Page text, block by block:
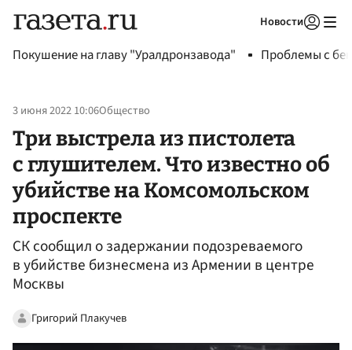
Новости
Покушение на главу "Уралдронзавода" Проблемы с
3 июня 2022 10:06Общество
Три выстрела из пистолета
с глушителем. Что известно об
убийстве на Комсомольском
проспекте
СК сообщил о задержании подозреваемого
в убийстве бизнесмена из Армении в центре
Москвы
Григорий Плакучев